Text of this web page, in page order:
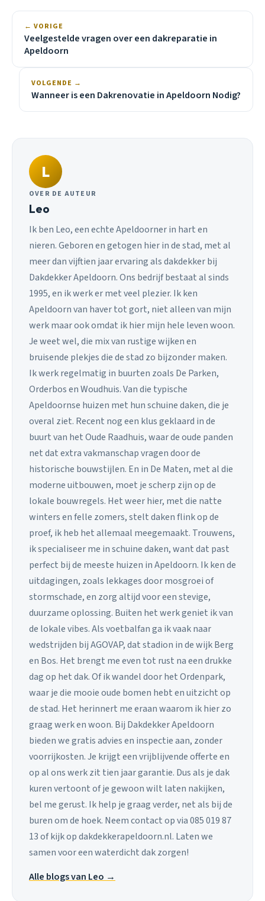
← VORIGE
Veelgestelde vragen over een dakreparatie in
Apeldoorn
VOLGENDE →
Wanneer is een Dakrenovatie in Apeldoorn Nodig?
L
OVER DE AUTEUR
Leo
Ik ben Leo, een echte Apeldoorner in hart en
nieren. Geboren en getogen hier in de stad, met al
meer dan vijftien jaar ervaring als dakdekker bij
Dakdekker Apeldoorn. Ons bedrijf bestaat al sinds
1995, en ik werk er met veel plezier. Ik ken
Apeldoorn van haver tot gort, niet alleen van mijn
werk maar ook omdat ik hier mijn hele leven woon.
Je weet wel, die mix van rustige wijken en
bruisende plekjes die de stad zo bijzonder maken.
Ik werk regelmatig in buurten zoals De Parken,
Orderbos en Woudhuis. Van die typische
Apeldoornse huizen met hun schuine daken, die je
overal ziet. Recent nog een klus geklaard in de
buurt van het Oude Raadhuis, waar de oude panden
net dat extra vakmanschap vragen door de
historische bouwstijlen. En in De Maten, met al die
moderne uitbouwen, moet je scherp zijn op de
lokale bouwregels. Het weer hier, met die natte
winters en felle zomers, stelt daken flink op de
proef, ik heb het allemaal meegemaakt. Trouwens,
ik specialiseer me in schuine daken, want dat past
perfect bij de meeste huizen in Apeldoorn. Ik ken de
uitdagingen, zoals lekkages door mosgroei of
stormschade, en zorg altijd voor een stevige,
duurzame oplossing. Buiten het werk geniet ik van
de lokale vibes. Als voetbalfan ga ik vaak naar
wedstrijden bij AGOVAP, dat stadion in de wijk Berg
en Bos. Het brengt me even tot rust na een drukke
dag op het dak. Of ik wandel door het Ordenpark,
waar je die mooie oude bomen hebt en uitzicht op
de stad. Het herinnert me eraan waarom ik hier zo
graag werk en woon. Bij Dakdekker Apeldoorn
bieden we gratis advies en inspectie aan, zonder
voorrijkosten. Je krijgt een vrijblijvende offerte en
op al ons werk zit tien jaar garantie. Dus als je dak
kuren vertoont of je gewoon wilt laten nakijken,
bel me gerust. Ik help je graag verder, net als bij de
buren om de hoek. Neem contact op via 085 019 87
13 of kijk op dakdekkerapeldoorn.nl. Laten we
samen voor een waterdicht dak zorgen!
Alle blogs van Leo →